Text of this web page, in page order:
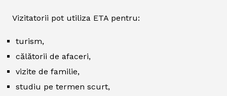
Vizitatorii pot utiliza ETA pentru:
turism,
călătorii de afaceri,
vizite de familie,
studiu pe termen scurt,